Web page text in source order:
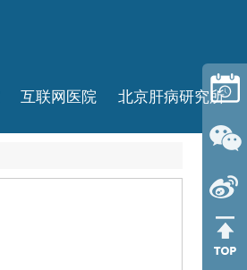
互联网医院 北京肝病研究所